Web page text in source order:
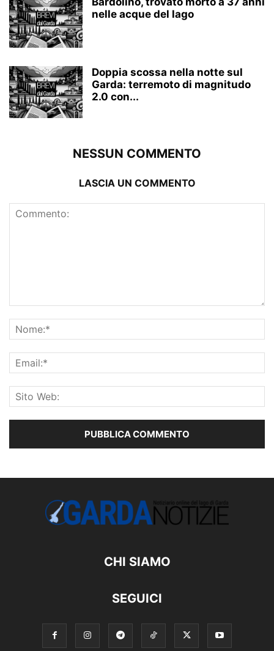
nelle acque del lago
Doppia scossa nella notte sul
Garda: terremoto di magnitudo
2.0 con...
NESSUN COMMENTO
LASCIA UN COMMENTO
CHI SIAMO
SEGUICI